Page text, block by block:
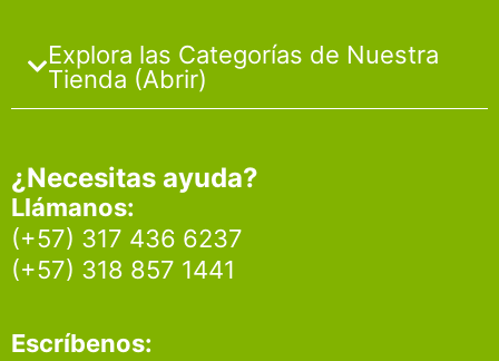
Explora las Categorías de Nuestra
Tienda (Abrir)
¿Necesitas ayuda?
Llámanos:
(+57) 317 436 6237
(+57) 318 857 1441
Escríbenos: